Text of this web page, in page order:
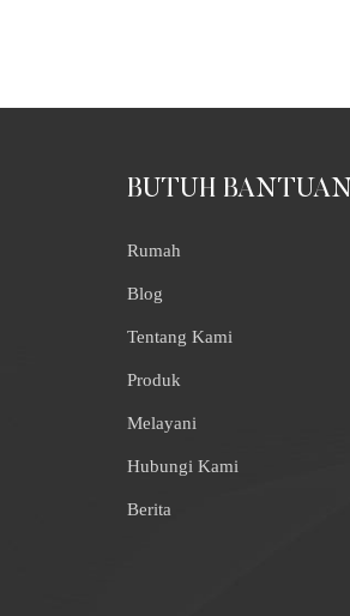
BUTUH BANTUAN
Rumah
Blog
Tentang Kami
Produk
Melayani
Hubungi Kami
Berita